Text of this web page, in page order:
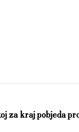
za kraj pobjeda